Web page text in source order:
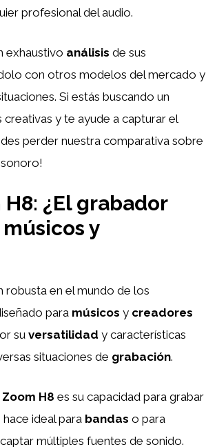
profesional del audio.
exhaustivo análisis de sus
con otros modelos del mercado y
Si estás buscando un
y te ayude a capturar el
perder nuestra comparativa sobre
¿El grabador
y
en el mundo de los
para músicos y creadores
su versatilidad y características
situaciones de grabación.
Zoom H8 es su capacidad para grabar
ideal para bandas o para
múltiples fuentes de sonido.